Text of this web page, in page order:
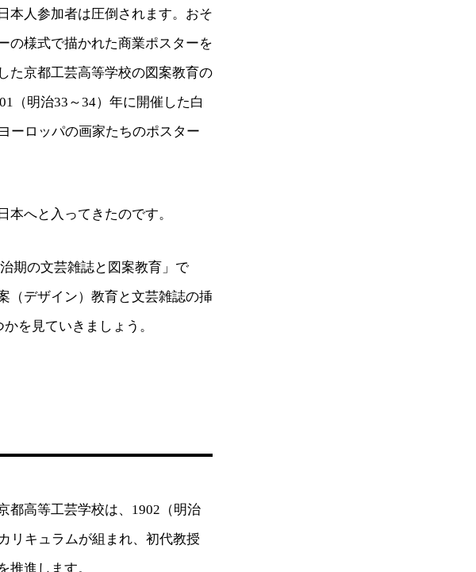
本人参加者は圧倒されます。おそ
の様式で描かれた商業ポスターを
た京都工芸高等学校の図案教育の
（明治33～34）年に開催した白
ーロッパの画家たちのポスター
へと入ってきたのです。
期の文芸雑誌と図案教育」で
（デザイン）教育と文芸雑誌の挿
を見ていきましょう。
都高等工芸学校は、1902（明治
リキュラムが組まれ、初代教授
推進します。